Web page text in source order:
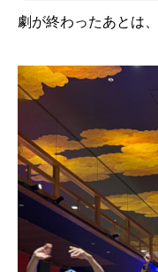
劇が終わったあとは、